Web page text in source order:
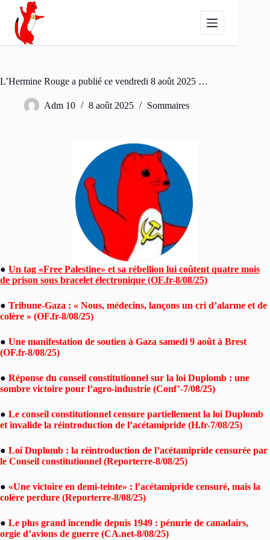
Passer
contenu
L’Hermine Rouge a publié ce vendredi 8 août 2025 …
Adm 10 8 août 2025 Sommaires
● Un tag «Free Palestine» et sa rébellion lui coûtent quatre mois
de prison sous bracelet électronique (OF.fr-8/08/25)
● Tribune-Gaza : « Nous, médecins, lançons un cri d’alarme et de
colère » (OF.fr-8/08/25)
● Une manifestation de soutien à Gaza samedi 9 août à Brest
(OF.fr-8/08/25)
● Réponse du conseil constitutionnel sur la loi Duplomb : une
sombre victoire pour l’agro-industrie (Conf’-7/08/25)
● Le conseil constitutionnel censure partiellement la loi Duplomb
et invalide la réintroduction de l’acétamipride (H.fr-7/08/25)
● Loi Duplomb : la réintroduction de l’acétamipride censurée par
le Conseil constitutionnel (Reporterre-8/08/25)
● «Une victoire en demi-teinte» : l’acétamipride censuré, mais la
colère perdure (Reporterre-8/08/25)
● Le plus grand incendie depuis 1949 : pénurie de canadairs,
orgie d’avions de guerre (CA.net-8/08/25)